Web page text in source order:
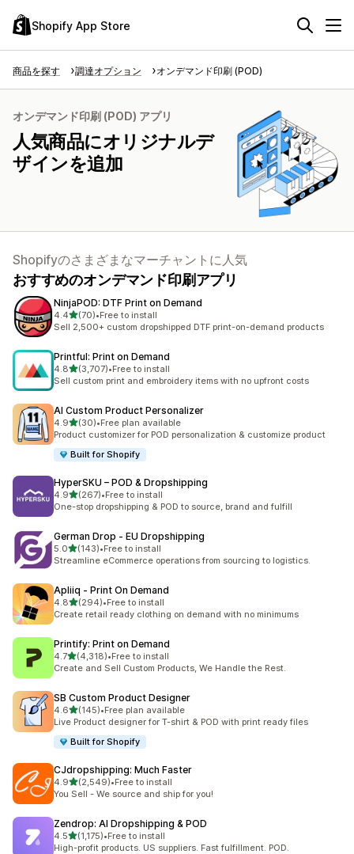
Shopify App Store
商品を探す 調達オプション オンデマンド印刷 (POD)
オンデマンド印刷 (POD) アプリ
人気商品にオリジナルデ
ザインを追加
Shopifyのさまざまなマーチャントに人気
おすすめのオンデマンド印刷アプリ
NinjaPOD: DTF Print on Demand
4.45つ星中
(70)
合計レビュー数：70件
•Free to install
Sell 2,500+ custom dropshipped DTF print-on-demand products
Printful: Print on Demand
4.85つ星中
(3,707)
合計レビュー数：3707件
•Free to install
Sell custom print and embroidery items with no upfront costs
AI Custom Product Personalizer
4.95つ星中
(30)
合計レビュー数：30件
•Free plan available
Product customizer for POD personalization & customize product
Built for Shopify
HyperSKU – POD & Dropshipping
4.95つ星中
(267)
合計レビュー数：267件
•Free to install
One-stop dropshipping & POD to source, brand and fulfill
German Drop ‑ EU Dropshipping
5.05つ星中
(143)
合計レビュー数：143件
•Free to install
Streamline eCommerce operations from sourcing to logistics.
Apliiq ‑ Print On Demand
4.85つ星中
(294)
合計レビュー数：294件
•Free to install
Create retail ready clothing on demand with no minimums
Printify: Print on Demand
4.75つ星中
(4,318)
合計レビュー数：4318件
•Free to install
Create and Sell Custom Products, We Handle the Rest.
SB Custom Product Designer
4.65つ星中
(145)
合計レビュー数：145件
•Free plan available
Live Product designer for T-shirt & POD with print ready files
Built for Shopify
CJdropshipping: Much Faster
4.95つ星中
(2,549)
合計レビュー数：2549件
•Free to install
You Sell - We source and ship for you!
Zendrop: AI Dropshipping & POD
4.55つ星中
(1,175)
合計レビュー数：1175件
•Free to install
High-profit products. US suppliers. Fast fulfillment. POD.